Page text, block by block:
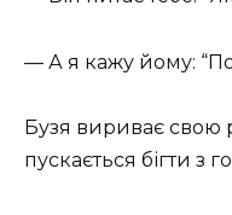
— А я кажу йому:
Бузя вириває свою
пускається бігти з